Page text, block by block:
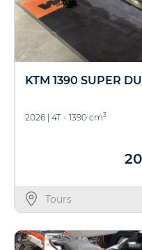
KTM 1390 SUPER
2026 4T - 1390 cm3
Tours